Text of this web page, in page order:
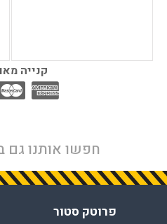
קנייה
חפשו אותנו גם
פרוטק סטור